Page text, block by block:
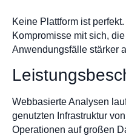
Keine Plattform ist
Kompromisse mit sich,
Anwendungsfälle stärker
Webbasierte Analysen
genutzten Infrastruktur
Operationen auf großen